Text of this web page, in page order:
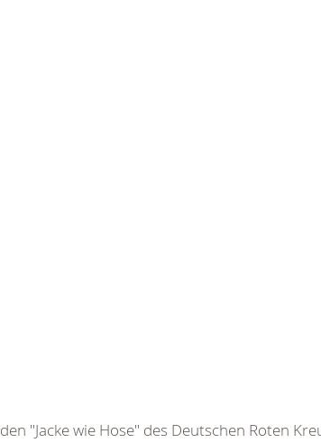
"Jacke wie Hose" des Deutschen Roten